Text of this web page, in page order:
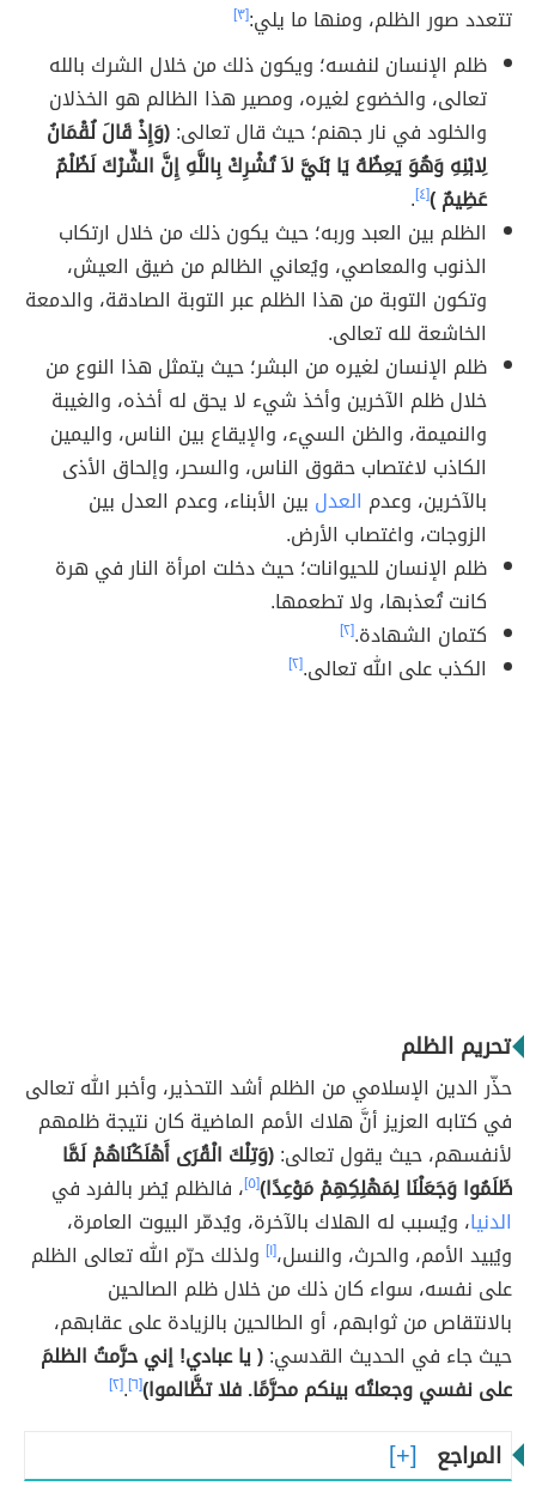
تتعدد صور الظلم، ومنها ما يلي:[٣]
ظلم الإنسان لنفسه؛ ويكون ذلك من خلال الشرك بالله
تعالى، والخضوع لغيره، ومصير هذا الظالم هو الخذلان
والخلود في نار جهنم؛ حيث قال تعالى:(وَإِذْ قَالَ لُقْمَانُ
لِابْنِهِ وَهُوَ يَعِظُهُ يَا بُنَيَّ لاَ تُشْرِكْ بِاللَّهِ إِنَّ الشِّرْكَ لَظُلْمٌ
عَظِيمٌ )[٤] .
الظلم بين العبد وربه؛ حيث يكون ذلك من خلال ارتكاب
الذنوب والمعاصي، ويُعاني الظالم من ضيق العيش،
وتكون التوبة من هذا الظلم عبر التوبة الصادقة، والدمعة
الخاشعة لله تعالى.
ظلم الإنسان لغيره من البشر؛ حيث يتمثل هذا النوع من
خلال ظلم الآخرين وأخذ شيء لا يحق له أخذه، والغيبة
والنميمة، والظن السيء، والإيقاع بين الناس، واليمين
الكاذب لاغتصاب حقوق الناس، والسحر، وإلحاق الأذى
بالآخرين، وعدم العدل بين الأبناء، وعدم العدل بين
الزوجات، واغتصاب الأرض.
ظلم الإنسان للحيوانات؛ حيث دخلت امرأة النار في هرة
كانت تُعذبها، ولا تطعمها.
كتمان الشهادة.[٢]
الكذب على الله تعالى.[٢]
تحريم الظلم
حذّر الدين الإسلامي من الظلم أشد التحذير، وأخبر الله تعالى
في كتابه العزيز أنَّ هلاك الأمم الماضية كان نتيجة ظلمهم
لأنفسهم، حيث يقول تعالى:(وَتِلْكَ الْقُرَى أَهْلَكْنَاهُمْ لَمَّا
ظَلَمُوا وَجَعَلْنَا لِمَهْلِكِهِمْ مَوْعِدًا)[٥] ، فالظلم يُضر بالفرد في
الدنيا، ويُسبب له الهلاك بالآخرة، ويُدمّر البيوت العامرة،
ويُبيد الأمم، والحرث، والنسل،[١] ولذلك حرّم الله تعالى الظلم
على نفسه، سواء كان ذلك من خلال ظلم الصالحين
بالانتقاص من ثوابهم، أو الطالحين بالزيادة على عقابهم،
حيث جاء في الحديث القدسي:( يا عبادي! إني حرَّمتُ الظلمَ
على نفسي وجعلتُه بينكم محرَّمًا. فلا تظَّالموا)[٦] .[٢]
المراجع